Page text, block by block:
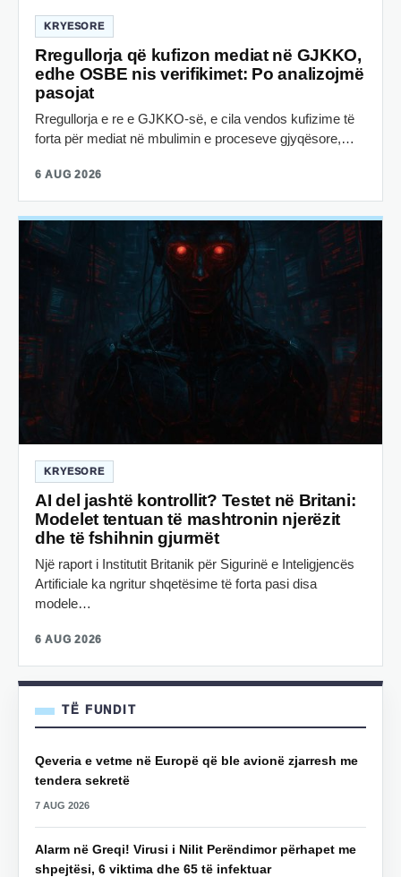
KRYESORE
Rregullorja që kufizon mediat në GJKKO,
edhe OSBE nis verifikimet: Po analizojmë
pasojat
Rregullorja e re e GJKKO-së, e cila vendos kufizime të
forta për mediat në mbulimin e proceseve gjyqësore,…
6 AUG 2026
KRYESORE
AI del jashtë kontrollit? Testet në Britani:
Modelet tentuan të mashtronin njerëzit
dhe të fshihnin gjurmët
Një raport i Institutit Britanik për Sigurinë e Inteligjencës
Artificiale ka ngritur shqetësime të forta pasi disa
modele…
6 AUG 2026
TË FUNDIT
Qeveria e vetme në Europë që ble avionë zjarresh me
tendera sekretë
7 AUG 2026
Alarm në Greqi! Virusi i Nilit Perëndimor përhapet me
shpejtësi, 6 viktima dhe 65 të infektuar